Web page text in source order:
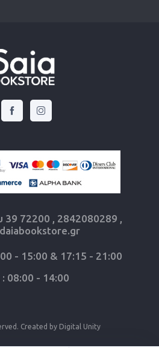
39 72200 , 2842080289 ,
- 15:00 & 17:15 - 21:00
: 08:00 - 14:00
Created by Digital Unity